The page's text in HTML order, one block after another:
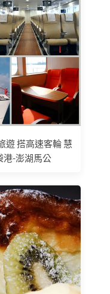
遊 搭高速客輪 慧
港-澎湖馬公